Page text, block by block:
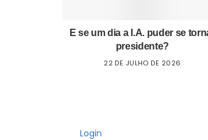
E se um dia a I.A. puder se
presidente?
22 DE JULHO DE 2026
Login